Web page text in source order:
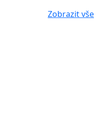
Zobrazit vše